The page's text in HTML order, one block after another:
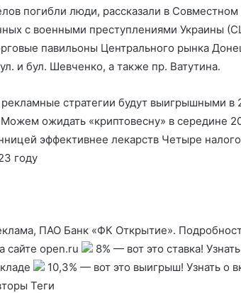
погибли люди, рассказали в
с военными преступлениями Украины
павильоны Центрального рынка
и бул. Шевченко, а также пр. Ватутина.
стратегии будут выигрышными в
ожидать «криптовесну» в середине
эффективнее лекарств Четыре
году
ПАО Банк «ФК Открытие».
сайте open.ru
8% — вот это ставка!
10,3% — вот это выигрыш! Узнать о
Теги